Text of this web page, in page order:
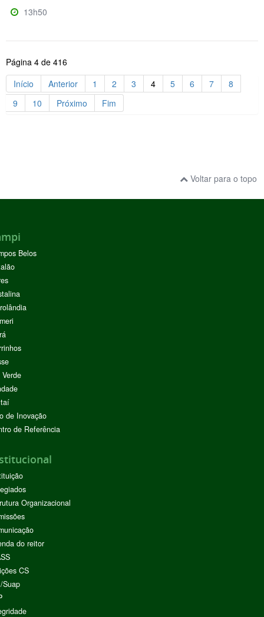
13h50
Página 4 de 416
Início
Anterior 1 2 3 4 5 6 7
8
9
10 Próximo Fim
Voltar para o topo
Belos
de Inovação
de Referência
Organizacional
do reitor
CS
Suap